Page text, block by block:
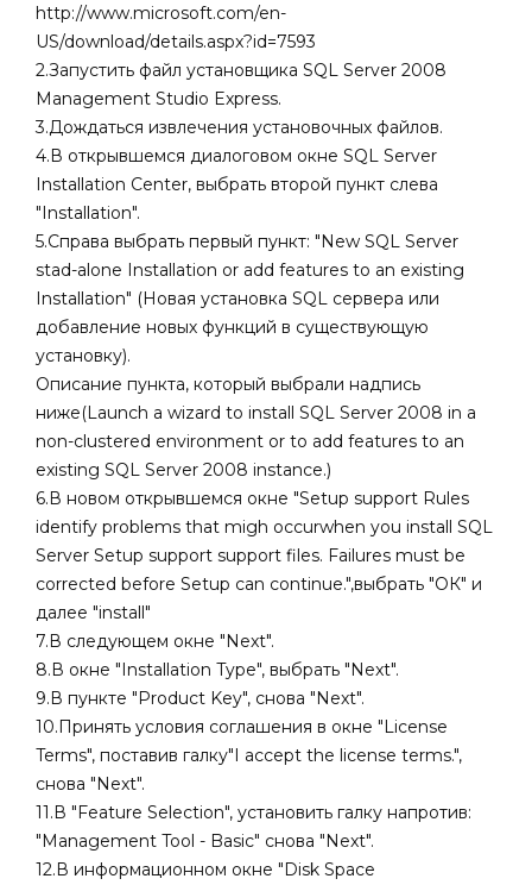
http://www.microsoft.com/en-
US/download/details.aspx?id=7593
2.Запустить файл установщика SQL Server 2008
Management Studio Express.
3.Дождаться извлечения установочных файлов.
4.В открывшемся диалоговом окне SQL Server
Installation Center, выбрать второй пункт слева
"Installation".
5.Справа выбрать первый пункт: "New SQL Server
stad-alone Installation or add features to an existing
Installation" (Новая установка SQL сервера или
добавление новых функций в существующую
установку).
Описание пункта, который выбрали надпись
ниже(Launch a wizard to install SQL Server 2008 in a
non-clustered environment or to add features to an
existing SQL Server 2008 instance.)
6.В новом открывшемся окне "Setup support Rules
identify problems that migh occurwhen you install SQL
Server Setup support support files. Failures must be
corrected before Setup can continue.",выбрать "ОК" и
далее "install"
7.В следующем окне "Next".
8.В окне "Installation Type", выбрать "Next".
9.В пункте "Product Key", снова "Next".
10.Принять условия соглашения в окне "License
Terms", поставив галку"I accept the license terms.",
снова "Next".
11.В "Feature Selection", установить галку напротив:
"Management Tool - Basic" снова "Next".
12.В информационном окне "Disk Space